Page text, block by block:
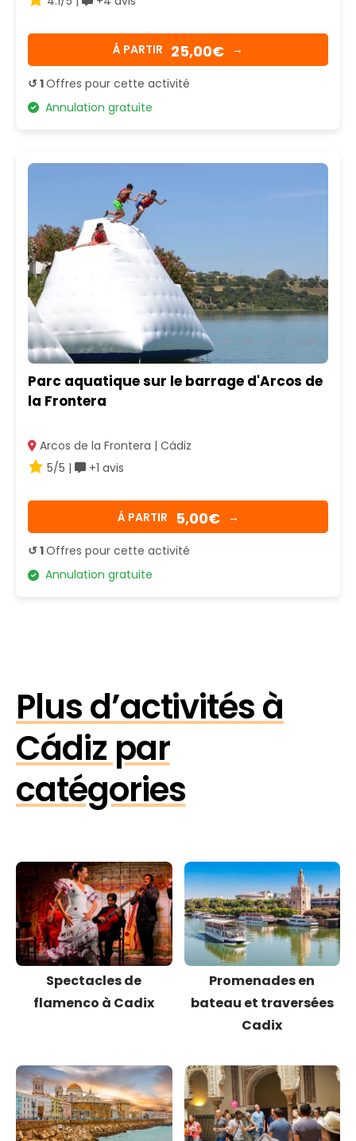
Á PARTIR 25,00€ →
↺ 1Offres pour cette activité
Annulation gratuite
Parc aquatique sur le barrage d'Arcos de
la Frontera
Arcos de la Frontera | Cádiz
5/5 |
+1 avis
Á PARTIR 5,00€ →
↺ 1Offres pour cette activité
Annulation gratuite
Plus d’activités à
Cádiz par
catégories
Spectacles de
flamenco à Cadix
Promenades en
bateau et traversées
Cadix